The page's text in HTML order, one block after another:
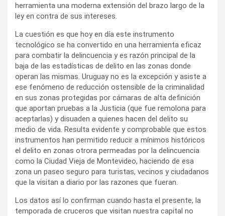
herramienta una moderna extensión del brazo largo de la
ley en contra de sus intereses.
La cuestión es que hoy en día este instrumento
tecnológico se ha convertido en una herramienta eficaz
para combatir la delincuencia y es razón principal de la
baja de las estadísticas de delito en las zonas donde
operan las mismas. Uruguay no es la excepción y asiste a
ese fenómeno de reducción ostensible de la criminalidad
en sus zonas protegidas por cámaras de alta definición
que aportan pruebas a la Justicia (que fue remolona para
aceptarlas) y disuaden a quienes hacen del delito su
medio de vida. Resulta evidente y comprobable que estos
instrumentos han permitido reducir a mínimos históricos
el delito en zonas otrora permeadas por la delincuencia
como la Ciudad Vieja de Montevideo, haciendo de esa
zona un paseo seguro para turistas, vecinos y ciudadanos
que la visitan a diario por las razones que fueran.
Los datos así lo confirman cuando hasta el presente, la
temporada de cruceros que visitan nuestra capital no